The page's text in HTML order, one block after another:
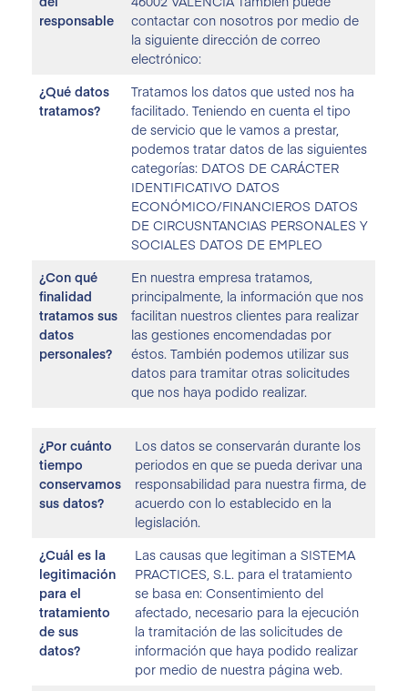
responsable
contactar con nosotros por medio de
la siguiente dirección de correo
electrónico:
¿Qué datos
tratamos?
Tratamos los datos que usted nos ha
facilitado. Teniendo en cuenta el tipo
de servicio que le vamos a prestar,
podemos tratar datos de las siguientes
categorías: DATOS DE CARÁCTER
IDENTIFICATIVO DATOS
ECONÓMICO/FINANCIEROS DATOS
DE CIRCUSNTANCIAS PERSONALES Y
SOCIALES DATOS DE EMPLEO
¿Con qué
finalidad
tratamos sus
datos
personales?
En nuestra empresa tratamos,
principalmente, la información que nos
facilitan nuestros clientes para realizar
las gestiones encomendadas por
éstos. También podemos utilizar sus
datos para tramitar otras solicitudes
que nos haya podido realizar.
¿Por cuánto
tiempo
conservamos
sus datos?
Los datos se conservarán durante los
periodos en que se pueda derivar una
responsabilidad para nuestra firma, de
acuerdo con lo establecido en la
legislación.
¿Cuál es la
legitimación
para el
tratamiento
de sus
datos?
Las causas que legitiman a SISTEMA
PRACTICES, S.L. para el tratamiento
se basa en: Consentimiento del
afectado, necesario para la ejecución
la tramitación de las solicitudes de
información que haya podido realizar
por medio de nuestra página web.